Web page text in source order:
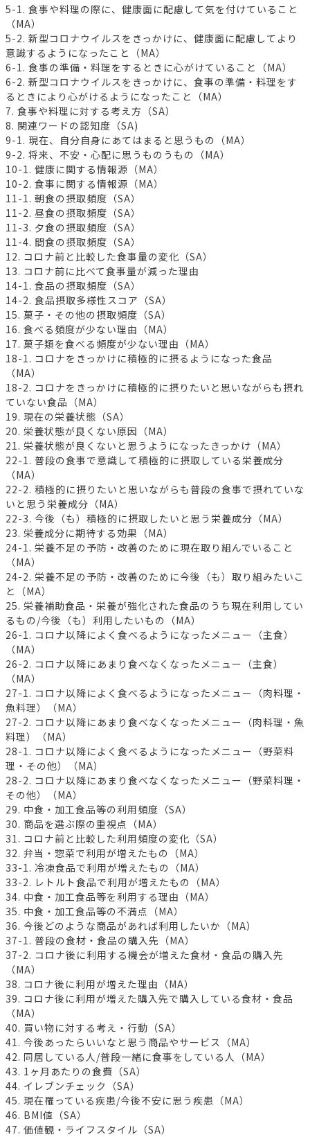
5-1. 食事や料理の際に、健康面に配慮して気を付けていること
（MA）
5-2. 新型コロナウイルスをきっかけに、健康面に配慮してより
意識するようになったこと（MA）
6-1. 食事の準備・料理をするときに心がけていること（MA）
6-2. 新型コロナウイルスをきっかけに、食事の準備・料理をす
るときにより心がけるようになったこと（MA）
7. 食事や料理に対する考え方（SA）
8. 関連ワードの認知度（SA)
9-1. 現在、自分自身にあてはまると思うもの（MA）
9-2. 将来、不安・心配に思うものうもの（MA）
10-1. 健康に関する情報源（MA）
10-2. 食事に関する情報源（MA）
11-1. 朝食の摂取頻度（SA）
11-2. 昼食の摂取頻度（SA）
11-3. 夕食の摂取頻度（SA）
11-4. 間食の摂取頻度（SA）
12. コロナ前と比較した食事量の変化（SA）
13. コロナ前に比べて食事量が減った理由
14-1. 食品の摂取頻度（SA）
14-2. 食品摂取多様性スコア（SA）
15. 菓子・その他の摂取頻度（SA）
16. 食べる頻度が少ない理由（MA）
17. 菓子類を食べる頻度が少ない理由（MA）
18-1. コロナをきっかけに積極的に摂るようになった食品
（MA）
18-2. コロナをきっかけに積極的に摂りたいと思いながらも摂れ
ていない食品（MA）
19. 現在の栄養状態（SA）
20. 栄養状態が良くない原因（MA）
21. 栄養状態が良くないと思うようになったきっかけ（MA）
22-1. 普段の食事で意識して積極的に摂取している栄養成分
（MA）
22-2. 積極的に摂りたいと思いながらも普段の食事で摂れていな
いと思う栄養成分（MA）
22-3. 今後（も）積極的に摂取したいと思う栄養成分（MA）
23. 栄養成分に期待する効果（MA）
24-1. 栄養不足の予防・改善のために現在取り組んでいること
（MA）
24-2. 栄養不足の予防・改善のために今後（も）取り組みたいこ
と（MA）
25. 栄養補助食品・栄養が強化された食品のうち現在利用してい
るもの/今後（も）利用したいもの（MA）
26-1. コロナ以降によく食べるようになったメニュー（主食）
（MA）
26-2. コロナ以降にあまり食べなくなったメニュー（主食）
（MA）
27-1. コロナ以降によく食べるようになったメニュー（肉料理・
魚料理）（MA）
27-2. コロナ以降にあまり食べなくなったメニュー（肉料理・魚
料理）（MA）
28-1. コロナ以降によく食べるようになったメニュー（野菜料
理・その他）（MA）
28-2. コロナ以降にあまり食べなくなったメニュー（野菜料理・
その他）（MA）
29. 中食・加工食品等の利用頻度（SA）
30. 商品を選ぶ際の重視点（MA）
31. コロナ前と比較した利用頻度の変化（SA）
32. 弁当・惣菜で利用が増えたもの（MA）
33-1. 冷凍食品で利用が増えたもの（MA）
33-2. レトルト食品で利用が増えたもの（MA）
34. 中食・加工食品等を利用する理由（MA）
35. 中食・加工食品等の不満点（MA）
36. 今後どのような商品があれば利用したいか（MA）
37-1. 普段の食材・食品の購入先（MA）
37-2. コロナ後に利用する機会が増えた食材・食品の購入先
（MA）
38. コロナ後に利用が増えた理由（MA）
39. コロナ後に利用が増えた購入先で購入している食材・食品
（MA）
40. 買い物に対する考え・行動（SA）
41. 今後あったらいいなと思う商品やサービス（MA）
42. 同居している人/普段一緒に食事をしている人（MA）
43. 1ヶ月あたりの食費（SA）
44. イレブンチェック（SA）
45. 現在罹っている疾患/今後不安に思う疾患（MA）
46. BMI値（SA）
47. 価値観・ライフスタイル（SA）